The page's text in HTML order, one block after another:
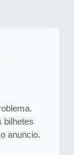
bilhetes
anuncio.